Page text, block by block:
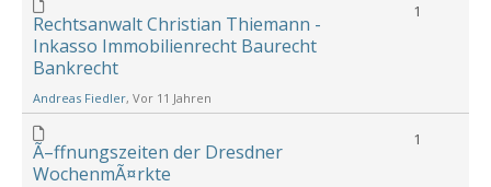
Rechtsanwalt Christian Thiemann -
Inkasso Immobilienrecht Baurecht
Bankrecht
Andreas Fiedler, Vor 11 Jahren
1
Ã–ffnungszeiten der Dresdner
WochenmÃ¤rkte
1